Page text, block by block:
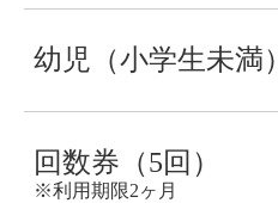
幼児（小学生未満）
回数券（5回）
※利用期限2ヶ月